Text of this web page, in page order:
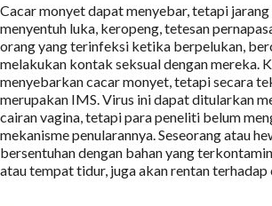
Cacar monyet dapat menyebar, tetapi
menyentuh luka, keropeng, tetesan
orang yang terinfeksi ketika berpelukan,
melakukan kontak seksual dengan mereka.
menyebarkan cacar monyet, tetapi secara
merupakan IMS. Virus ini dapat ditularkan
cairan vagina, tetapi para peneliti belum
mekanisme penularannya. Seseorang atau
bersentuhan dengan bahan yang
atau tempat tidur, juga akan rentan terhadap